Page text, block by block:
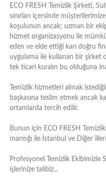
ECO FRESH Temizlik Şirketi,
sınırları içersinde
koşulunun ancak; uzman bir
hizmet organizasyonu ile
eden ve elde ettiği karı doğru
uygulama ile kullanan bir şirket
tek ticari kuralın bu olduğuna
Temizlik hizmetleri almak
başkasına teslim etmek ancak
ortamlarda tercih edilir.
Bunun için ECO FRESH
mantığı ile İstanbul ve Diğer
Profesyonel Temizlik
işlerinize talibiz...